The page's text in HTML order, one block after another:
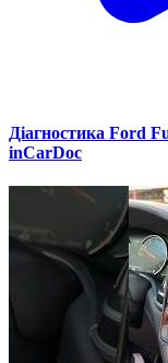
Діагностика Ford
inCarDoc